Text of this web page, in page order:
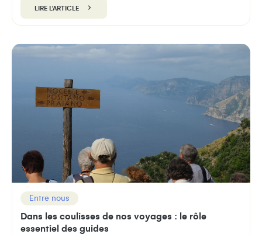
LIRE L'ARTICLE
Entre nous
Dans les coulisses de nos voyages : le rôle
essentiel des guides